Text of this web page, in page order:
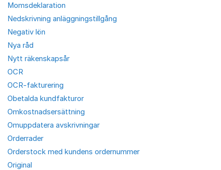
Momsdeklaration
Nedskrivning anläggningstillgång
Negativ lön
Nya råd
Nytt räkenskapsår
OCR
OCR-fakturering
Obetalda kundfakturor
Omkostnadsersättning
Omuppdatera avskrivningar
Orderrader
Orderstock med kundens ordernummer
Original